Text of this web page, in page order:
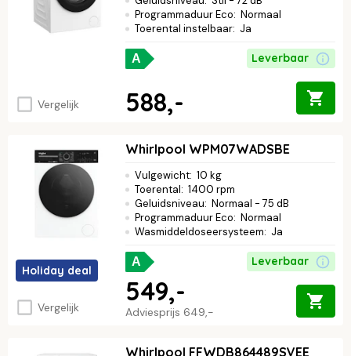
Vergelijk
Programmaduur Eco: Normaal
Toerental instelbaar: Ja
A Leverbaar
588,-
Holiday deal
Vergelijk
Whirlpool WPM07WADSBE
Vulgewicht: 10 kg
Toerental: 1400 rpm
Geluidsniveau: Normaal - 75 dB
Programmaduur Eco: Normaal
Wasmiddeldoseersysteem: Ja
A Leverbaar
Adviesprijs 649,-
549,-
Whirlpool FFWDB864489SVEE